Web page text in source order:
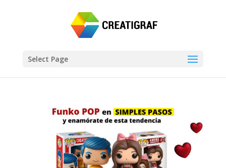
Select Page